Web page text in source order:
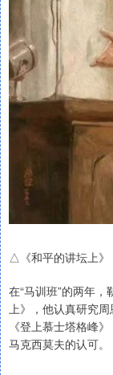
△《和平的讲坛上》
在“马训班”的两年
上》，他认真研究
《登上慕士塔格峰
马克西莫夫的认可。